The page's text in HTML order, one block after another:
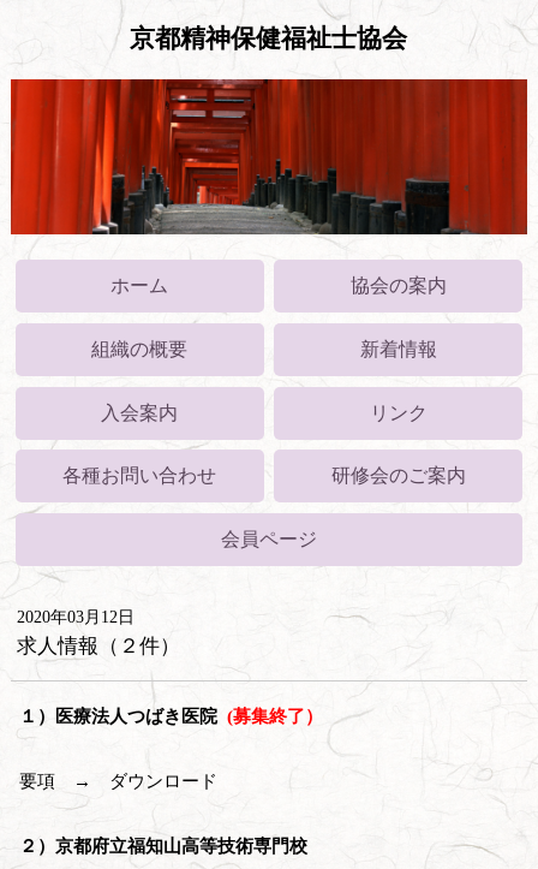
京都精神保健福祉士協会
ホーム 協会の案内
組織の概要 新着情報
入会案内 リンク
各種お問い合わせ 研修会のご案内
会員ページ
2020年03月12日
求人情報（２件）
１）医療法人つばき医院 (募集終了）
要項 → ダウンロード
２）京都府立福知山高等技術専門校